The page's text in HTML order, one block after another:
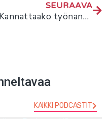
SEURAAVA
Kannattaako työnantajamielikuvaa kehittää? – haastattelussa Hannu Uotila
KAIKKI PODCASTIT